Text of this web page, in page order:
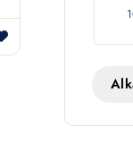
W
t